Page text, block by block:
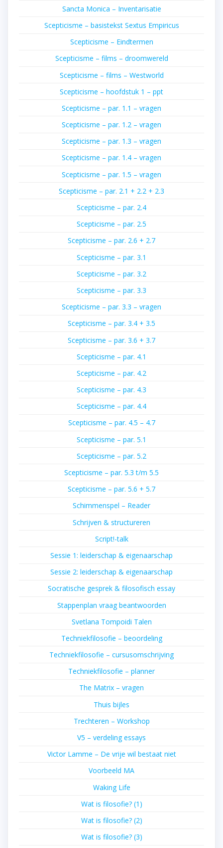
Sancta Monica – Inventarisatie
Scepticisme – basistekst Sextus Empiricus
Scepticisme – Eindtermen
Scepticisme – films – droomwereld
Scepticisme – films – Westworld
Scepticisme – hoofdstuk 1 – ppt
Scepticisme – par. 1.1 – vragen
Scepticisme – par. 1.2 – vragen
Scepticisme – par. 1.3 – vragen
Scepticisme – par. 1.4 – vragen
Scepticisme – par. 1.5 – vragen
Scepticisme – par. 2.1 + 2.2 + 2.3
Scepticisme – par. 2.4
Scepticisme – par. 2.5
Scepticisme – par. 2.6 + 2.7
Scepticisme – par. 3.1
Scepticisme – par. 3.2
Scepticisme – par. 3.3
Scepticisme – par. 3.3 – vragen
Scepticisme – par. 3.4 + 3.5
Scepticisme – par. 3.6 + 3.7
Scepticisme – par. 4.1
Scepticisme – par. 4.2
Scepticisme – par. 4.3
Scepticisme – par. 4.4
Scepticisme – par. 4.5 – 4.7
Scepticisme – par. 5.1
Scepticisme – par. 5.2
Scepticisme – par. 5.3 t/m 5.5
Scepticisme – par. 5.6 + 5.7
Schimmenspel – Reader
Schrijven & structureren
Script!-talk
Sessie 1: leiderschap & eigenaarschap
Sessie 2: leiderschap & eigenaarschap
Socratische gesprek & filosofisch essay
Stappenplan vraag beantwoorden
Svetlana Tompoidi Talen
Techniekfilosofie – beoordeling
Techniekfilosofie – cursusomschrijving
Techniekfilosofie – planner
The Matrix – vragen
Thuis bijles
Trechteren – Workshop
V5 – verdeling essays
Victor Lamme – De vrije wil bestaat niet
Voorbeeld MA
Waking Life
Wat is filosofie? (1)
Wat is filosofie? (2)
Wat is filosofie? (3)